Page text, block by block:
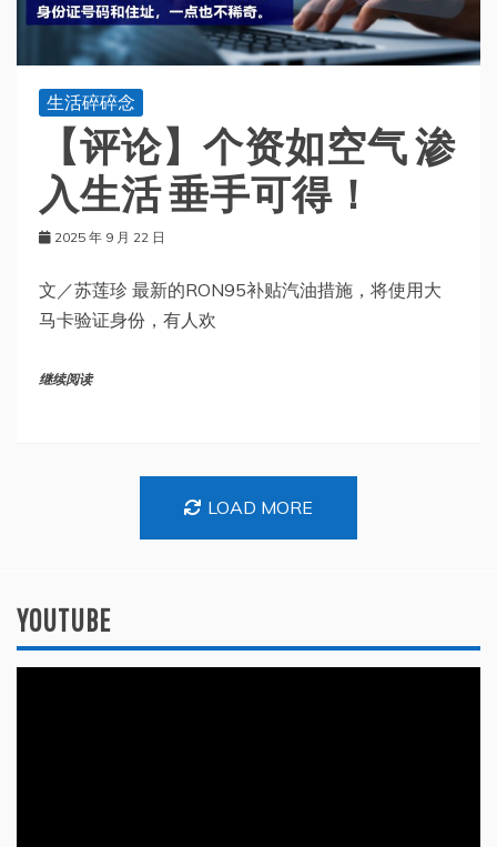
生活碎碎念
【评论】个资如空气 渗
入生活 垂手可得！
2025 年 9 月 22 日
文／苏莲珍 最新的RON95补贴汽油措施，将使用大
马卡验证身份，有人欢
继续阅读
LOAD MORE
YOUTUBE